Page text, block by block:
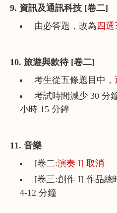
9. 資訊及通訊科技 [卷二]
由必答題，改為 四選
10. 旅遊與款待 [卷二]
考生從五條題目中，
考試時間減少 30 分
小時 15 分鐘
11. 音樂
[卷二:演奏 I] 取消
[卷三:創作 I] 作品總
4-12 分鐘